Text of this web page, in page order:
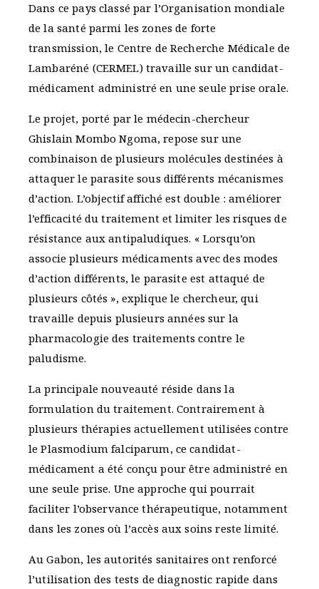
Dans ce pays classé par l’Organisation mondiale
de la santé parmi les zones de forte
transmission, le Centre de Recherche Médicale de
Lambaréné (CERMEL) travaille sur un candidat-
médicament administré en une seule prise orale.
Le projet, porté par le médecin-chercheur
Ghislain Mombo Ngoma, repose sur une
combinaison de plusieurs molécules destinées à
attaquer le parasite sous différents mécanismes
d’action. L’objectif affiché est double : améliorer
l’efficacité du traitement et limiter les risques de
résistance aux antipaludiques. « Lorsqu’on
associe plusieurs médicaments avec des modes
d’action différents, le parasite est attaqué de
plusieurs côtés », explique le chercheur, qui
travaille depuis plusieurs années sur la
pharmacologie des traitements contre le
paludisme.
La principale nouveauté réside dans la
formulation du traitement. Contrairement à
plusieurs thérapies actuellement utilisées contre
le Plasmodium falciparum, ce candidat-
médicament a été conçu pour être administré en
une seule prise. Une approche qui pourrait
faciliter l’observance thérapeutique, notamment
dans les zones où l’accès aux soins reste limité.
Au Gabon, les autorités sanitaires ont renforcé
l’utilisation des tests de diagnostic rapide dans